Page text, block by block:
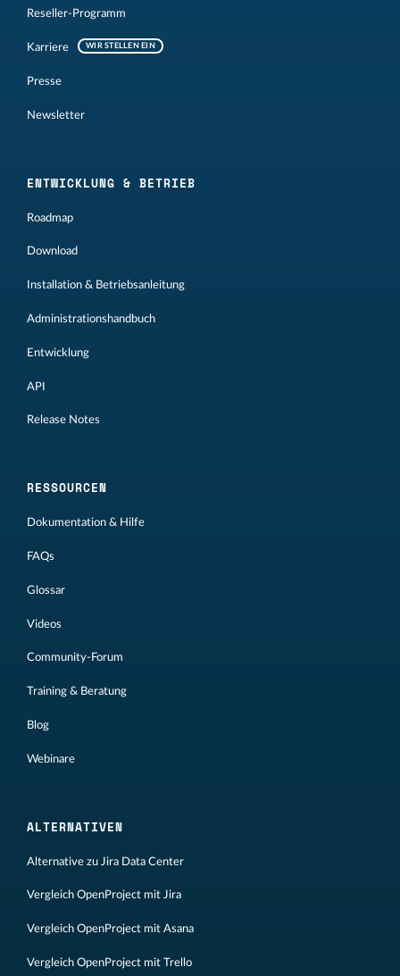
Reseller-Programm
Karriere WIR STELLEN EIN
Presse
Newsletter
ENTWICKLUNG & BETRIEB
Roadmap
Download
Installation & Betriebsanleitung
Administrationshandbuch
Entwicklung
API
Release Notes
RESSOURCEN
Dokumentation & Hilfe
FAQs
Glossar
Videos
Community-Forum
Training & Beratung
Blog
Webinare
ALTERNATIVEN
Alternative zu Jira Data Center
Vergleich OpenProject mit Jira
Vergleich OpenProject mit Asana
Vergleich OpenProject mit Trello